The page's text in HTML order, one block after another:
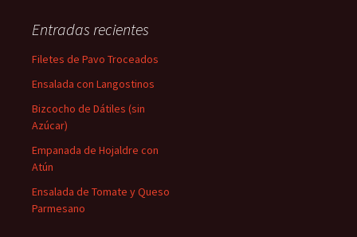
Entradas recientes
Filetes de Pavo Troceados
Ensalada con Langostinos
Bizcocho de Dátiles (sin
Azúcar)
Empanada de Hojaldre con
Atún
Ensalada de Tomate y Queso
Parmesano